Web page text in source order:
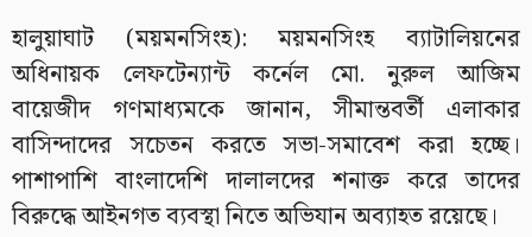
হালুয়াঘাট (ময়মনসিংহ): ময়মনসিংহ ব্যাটালিয়নের
অধিনায়ক লেফটেন্যান্ট কর্নেল মো. নুরুল আজিম
বায়েজীদ গণমাধ্যমকে জানান, সীমান্তবর্তী এলাকার
বাসিন্দাদের সচেতন করতে সভা-সমাবেশ করা হচ্ছে।
পাশাপাশি বাংলাদেশি দালালদের শনাক্ত করে তাদের
বিরুদ্ধে আইনগত ব্যবস্থা নিতে অভিযান অব্যাহত রয়েছে।